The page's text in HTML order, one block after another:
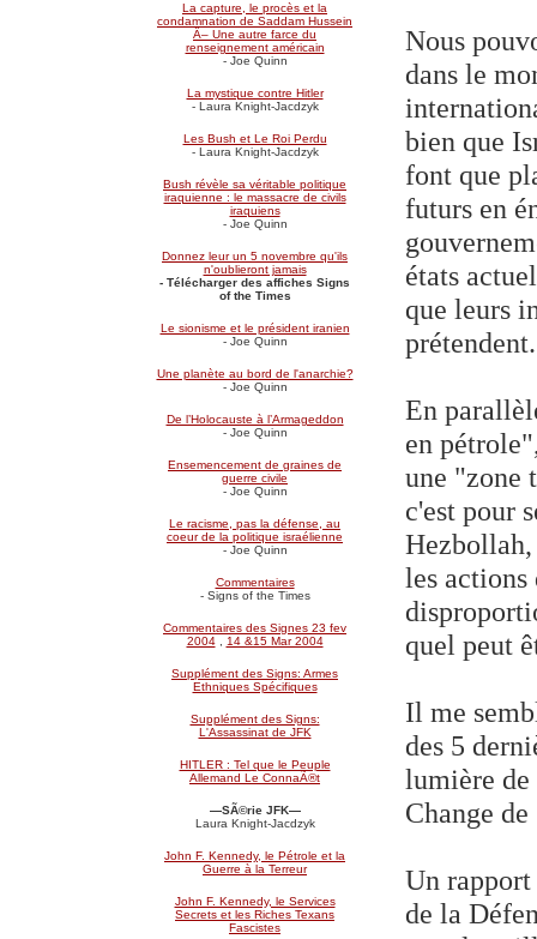
La capture, le procès et la
condamnation de Saddam Hussein
Â– Une autre farce du
renseignement américain
- Joe Quinn
La mystique contre Hitler
- Laura Knight-Jacdzyk
Les Bush et Le Roi Perdu
- Laura Knight-Jacdzyk
Bush révèle sa véritable politique
iraquienne : le massacre de civils
iraquiens
- Joe Quinn
Donnez leur un 5 novembre qu'ils
n'oublieront jamais
- Télécharger des affiches Signs
of the Times
Le sionisme et le président iranien
- Joe Quinn
Une planète au bord de l'anarchie?
- Joe Quinn
De l’Holocauste à l’Armageddon
- Joe Quinn
Ensemencement de graines de
guerre civile
- Joe Quinn
Le racisme, pas la défense, au
coeur de la politique israélienne
- Joe Quinn
Commentaires
- Signs of the Times
Commentaires des Signes 23 fev
2004, 14 &15 Mar 2004
Supplément des Signs: Armes
Ethniques Spécifiques
Supplément des Signs:
L'Assassinat de JFK
HITLER : Tel que le Peuple
Allemand Le ConnaÃ®t
—SÃ©rie JFK—
Laura Knight-Jacdzyk
John F. Kennedy, le Pétrole et la
Guerre à la Terreur
John F. Kennedy, le Services
Secrets et les Riches Texans
Fascistes
Nous
dans le
bien que
font que
futurs en
états
que leurs
prétendent.
En
en
une "zone
c'est pour
les actions
quel peut
Il me
des 5
lumière
Change
Un rapport
de la